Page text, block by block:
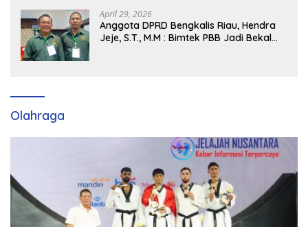
April 29, 2026
Anggota DPRD Bengkalis Riau, Hendra
Jeje, S.T., M.M : Bimtek PBB Jadi Bekal
Olahraga